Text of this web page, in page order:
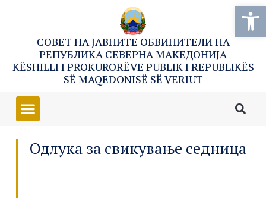
СОВЕТ НА ЈАВНИТЕ ОБВИНИТЕЛИ НА
РЕПУБЛИКА СЕВЕРНА МАКЕДОНИЈА
KËSHILLI I PROKURORËVE PUBLIK I REPUBLIKËS
SË MAQEDONISË SË VERIUT
Одлука за свикување седница